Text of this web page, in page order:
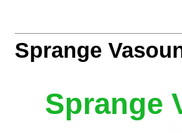
Sprange
Sprange